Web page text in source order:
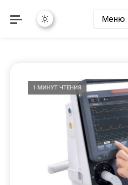
Меню
1 МИНУТ ЧТЕНИЯ